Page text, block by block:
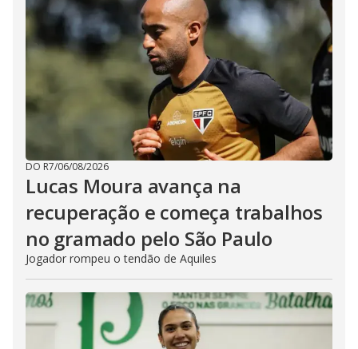
DO R7/06/08/2026
Lucas Moura avança na
recuperação e começa trabalhos
no gramado pelo São Paulo
Jogador rompeu o tendão de Aquiles